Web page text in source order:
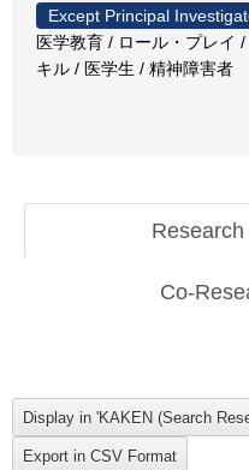
Except Principal
医学教育 / ロール・プレイ
キル / 医学生 / 精神障害者
Co-